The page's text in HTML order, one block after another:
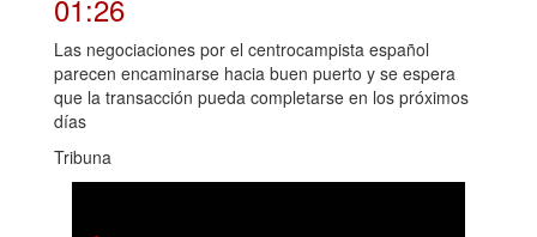
01:26
Las negociaciones por el centrocampista español
parecen encaminarse hacia buen puerto y se espera
que la transacción pueda completarse en los próximos
días
Tribuna